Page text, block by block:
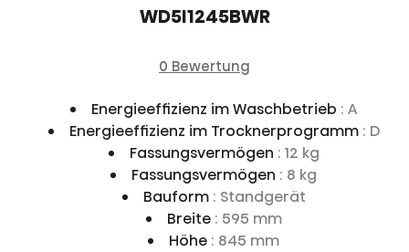
WD5I1245BWR
0 Bewertung
Energieeffizienz im Waschbetrieb : A
Energieeffizienz im Trocknerprogramm : D
Fassungsvermögen : 12 kg
Fassungsvermögen : 8 kg
Bauform : Standgerät
Breite : 595 mm
Höhe : 845 mm